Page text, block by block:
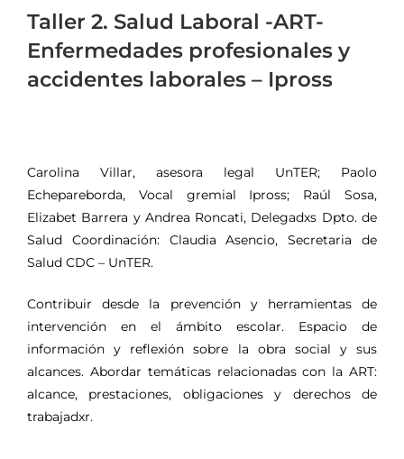
Taller 2. Salud Laboral -ART-
Enfermedades profesionales y
accidentes laborales – Ipross
Carolina Villar, asesora legal UnTER; Paolo
Echepareborda, Vocal gremial Ipross; Raúl Sosa,
Elizabet Barrera y Andrea Roncati, Delegadxs Dpto. de
Salud Coordinación: Claudia Asencio, Secretaria de
Salud CDC – UnTER.
Contribuir desde la prevención y herramientas de
intervención en el ámbito escolar. Espacio de
información y reflexión sobre la obra social y sus
alcances. Abordar temáticas relacionadas con la ART:
alcance, prestaciones, obligaciones y derechos de
trabajadxr.